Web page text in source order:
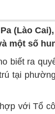
(Lào
một số
biết ra
tại
với Tổ